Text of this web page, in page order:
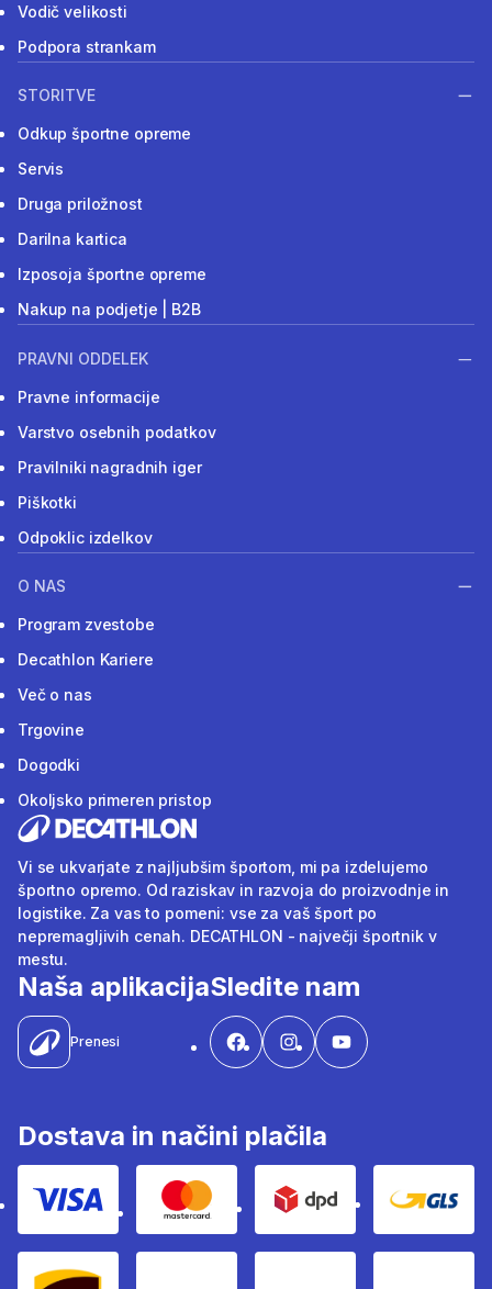
Vodič velikosti
Podpora strankam
STORITVE
Odkup športne opreme
Servis
Druga priložnost
Darilna kartica
Izposoja športne opreme
Nakup na podjetje | B2B
PRAVNI ODDELEK
Pravne informacije
Varstvo osebnih podatkov
Pravilniki nagradnih iger
Piškotki
Odpoklic izdelkov
O NAS
Program zvestobe
Decathlon Kariere
Več o nas
Trgovine
Dogodki
Okoljsko primeren pristop
Vi se ukvarjate z najljubšim športom, mi pa izdelujemo
športno opremo. Od raziskav in razvoja do proizvodnje in
logistike. Za vas to pomeni: vse za vaš šport po
nepremagljivih cenah. DECATHLON - največji športnik v
mestu.
Naša aplikacija
Prenesi
Sledite nam
Dostava in načini plačila
Visa Mastercard Dpd Gls